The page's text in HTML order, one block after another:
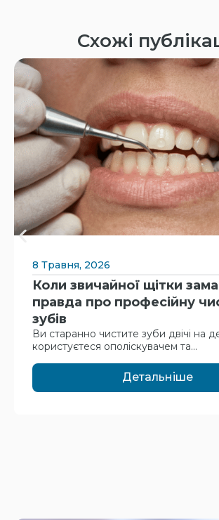
Схожі
8 Травня, 2026
Коли звичайної щітки
правда про професійну
зубів
Ви старанно чистите зуби двічі на
користуєтеся ополіскувачем та...
Детальніше